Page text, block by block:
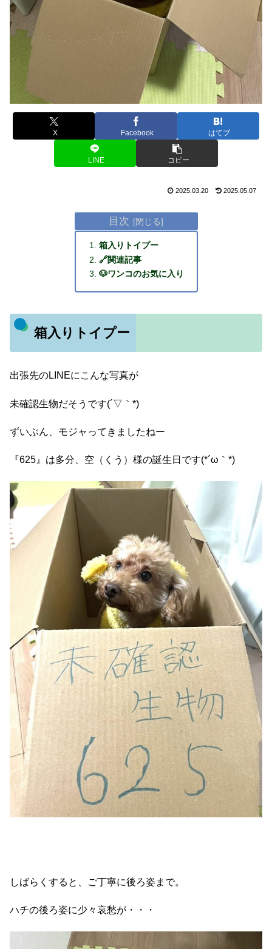
X Facebook はてブ
LINE コピー
2025.03.20 2025.05.07
目次
箱入りトイプー
🔗関連記事
🐶ワンコのお気に入り
箱入りトイプー
出張先のLINEにこんな写真が
未確認生物だそうです(´▽｀*)
ずいぶん、モジャってきましたねー
『625』は多分、空（くう）様の誕生日です(*´ω｀*)
しばらくすると、ご丁寧に後ろ姿まで。
ハチの後ろ姿に少々哀愁が・・・